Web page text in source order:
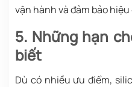
vận hành và đảm bảo hiệu
5. Những hạn
biết
Dù có nhiều ưu điểm,